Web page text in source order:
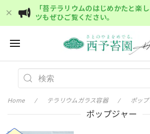
「苔テラリウムのはじめかたと楽
ツもぜひご覧ください。
Home テラリウムガラス容器 ポッ
ポップジャー